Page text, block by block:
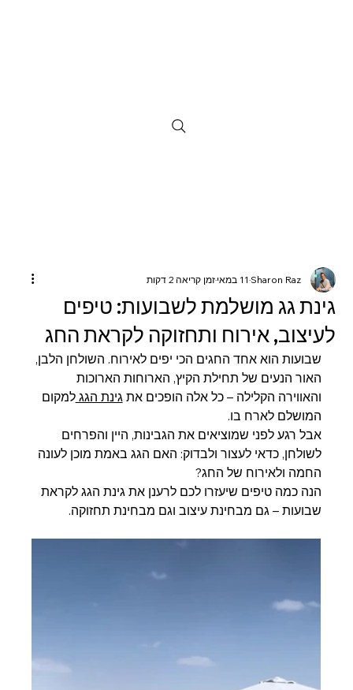
גינת גג מושלמת לשבועות: טיפים
לעיצוב, אירוח ותחזוקה לקראת החג
Sharon Raz 11 במאי זמן קריאה 2 דקות
שבועות הוא אחד החגים הכי יפים לאירוח. השולחן הלבן,
האור הנעים של תחילת הקיץ, הארוחות הארוכות
והאווירה הקלילה – כל אלה הופכים את גינת הגג למקום
המושלם לארח בו.
אבל רגע לפני שמוציאים את הגבינות, היין והפרחים
לשולחן, כדאי לעצור ולבדוק: האם הגג באמת מוכן לעונה
החמה ולאירוח של החג?
הנה כמה טיפים שיעזרו לכם לרענן את גינת הגג לקראת
שבועות – גם מבחינת עיצוב וגם מבחינת תחזוקה.